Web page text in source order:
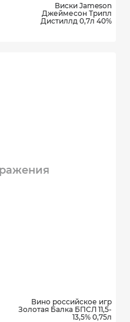
Виски Jameson
Джеймесон Трипл
Дистиллд 0,7л 40%
Вино российское игр
Золотая Балка БПСЛ 11,5-
13,5% 0,75л